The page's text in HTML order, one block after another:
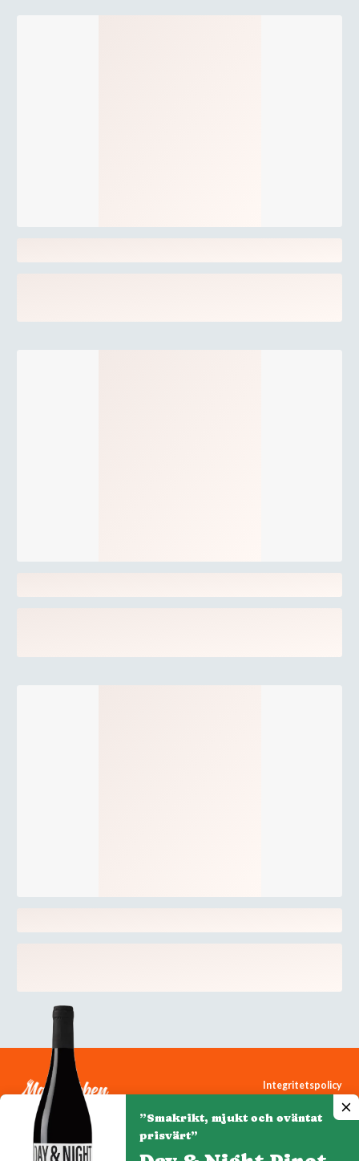
Integritetspolicy
Cookiepolicy
”Smakrikt, mjukt och oväntat
prisvärt”